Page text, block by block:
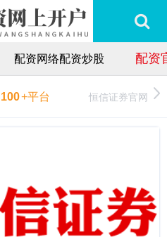
配资网络配资炒股 配资
100+平台 恒信证券官网